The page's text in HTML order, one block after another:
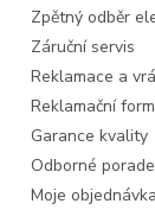
Zpětný odběr
Záruční servis
Reklamace a
Reklamační
Garance kvality
Odborné
Moje objednávka